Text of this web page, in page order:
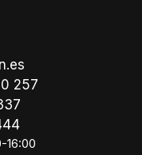
257
16:00